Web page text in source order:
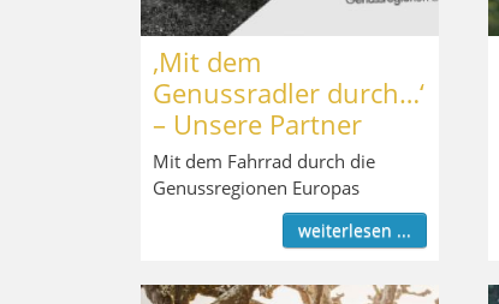
,Mit dem
Genussradler durch…‘
– Unsere Partner
Mit dem Fahrrad durch die
Genussregionen Europas
weiterlesen ...